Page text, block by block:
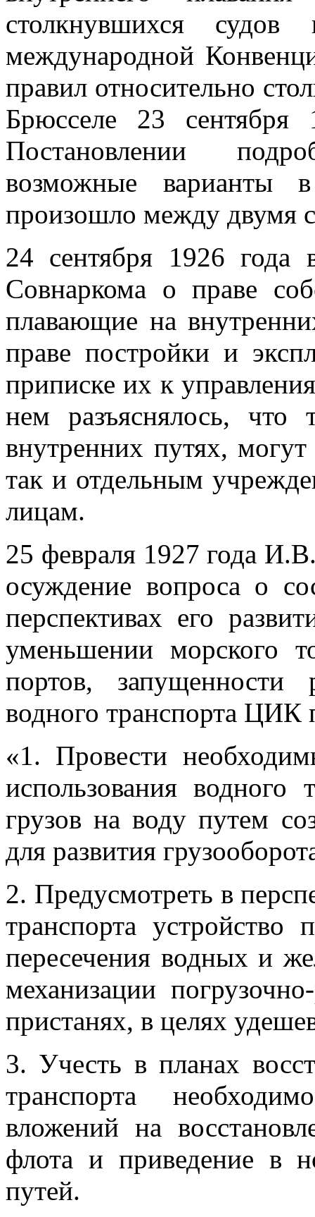
столкнувшихся судов
международной
правил относительно
Брюсселе 23
Постановлении
возможные варианты
произошло между двумя
24 сентября 1926
Совнаркома о праве
плавающие на
праве постройки и
приписке их к
нем разъяснялось, что
внутренних путях, могут
так и отдельным
лицам.
25 февраля 1927 года
осуждение вопроса о
перспективах его
уменьшении морского
портов, запущенности
водного транспорта ЦИК
«1. Провести
использования
грузов на воду путем
для развития
2. Предусмотреть в
транспорта устройство
пересечения водных и
механизации
пристанях, в целях
3. Учесть в планах
транспорта
вложений на
флота и приведение в
путей.